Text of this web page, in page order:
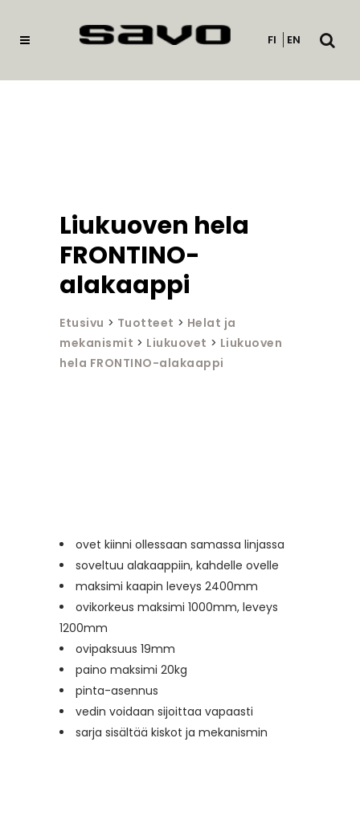
FI EN
Avaa
Liukuoven hela
FRONTINO-
alakaappi
Etusivu > Tuotteet > Helat ja
mekanismit > Liukuovet > Liukuoven
hela FRONTINO-alakaappi
ovet kiinni ollessaan samassa linjassa
soveltuu alakaappiin, kahdelle ovelle
maksimi kaapin leveys 2400mm
ovikorkeus maksimi 1000mm, leveys
1200mm
ovipaksuus 19mm
paino maksimi 20kg
pinta-asennus
vedin voidaan sijoittaa vapaasti
sarja sisältää kiskot ja mekanismin